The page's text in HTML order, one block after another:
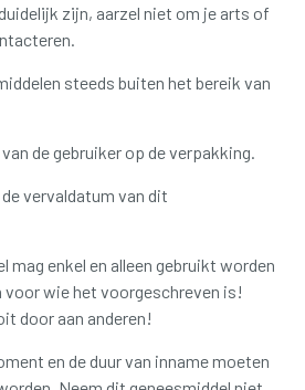
zijn, aarzel niet om je arts of
steeds buiten het bereik van
de gebruiker op de verpakking.
vervaldatum van dit
mag enkel en alleen gebruikt worden
voor wie het voorgeschreven is!
door aan anderen!
en de duur van inname moeten